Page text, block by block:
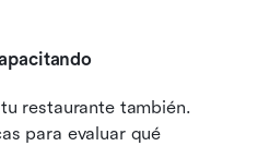
restaurante también.
para evaluar qué